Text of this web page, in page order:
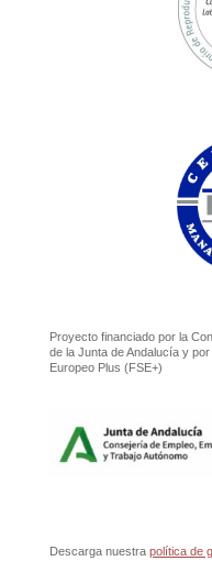
Proyecto financiado por la
de la Junta de Andalucía y
Europeo Plus (FSE+)
Descarga nuestra política de